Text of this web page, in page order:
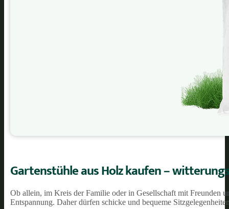
Gartenstühle aus Holz kaufen –
Ob allein, im Kreis der Familie oder in Gesellschaft mit Freunden
Entspannung. Daher dürfen schicke und bequeme